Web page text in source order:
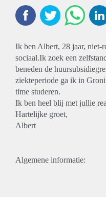
Ik ben Albert, 28 jaar, niet-
sociaal.Ik zoek een
beneden de
ziekteperiode ga ik in
time studeren.
Ik ben heel blij met jullie
Hartelijke groet,
Albert
Algemene informatie: